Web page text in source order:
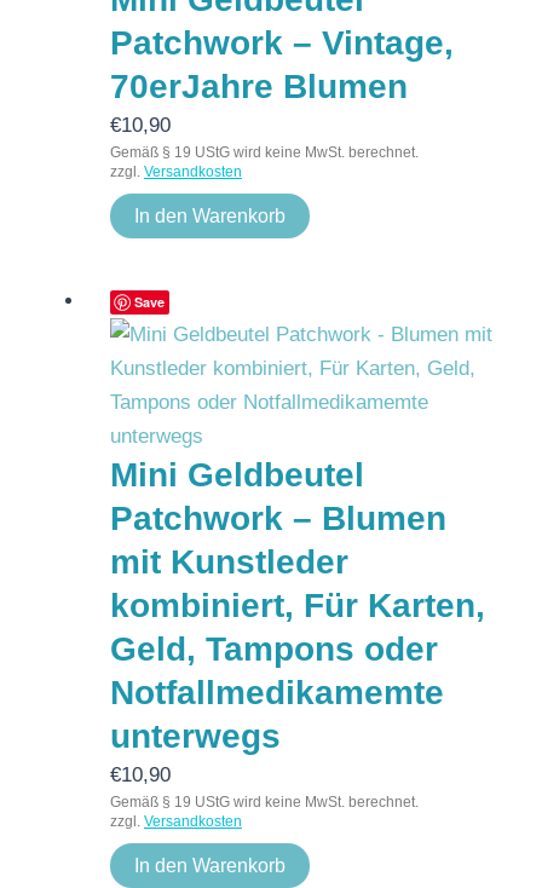
Patchwork – Vintage,
70erJahre Blumen
€10,90
Gemäß § 19 UStG wird keine MwSt. berechnet.
zzgl. Versandkosten
In den Warenkorb
Save
Mini Geldbeutel
Patchwork – Blumen
mit Kunstleder
kombiniert, Für Karten,
Geld, Tampons oder
Notfallmedikamemte
unterwegs
€10,90
Gemäß § 19 UStG wird keine MwSt. berechnet.
zzgl. Versandkosten
In den Warenkorb